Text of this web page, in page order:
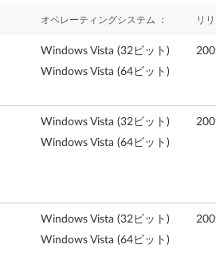
オペレーティングシステム ： リ
Windows Vista (32ビット)
Windows Vista (64ビット)
Windows Vista (32ビット)
Windows Vista (64ビット)
Windows Vista (32ビット)
Windows Vista (64ビット)